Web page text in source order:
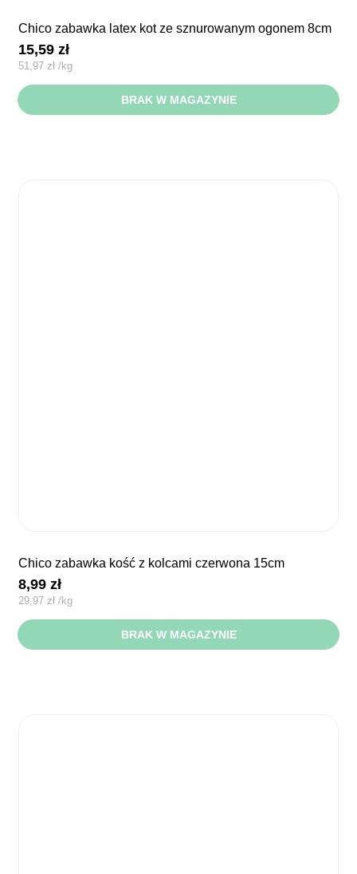
chico zabawka latex kot ze sznurowanym ogonem 8cm
15,59zł
51,97 zł /kg
BRAK W MAGAZYNIE
chico zabawka kość z kolcami czerwona 15cm
8,99zł
29,97 zł /kg
BRAK W MAGAZYNIE